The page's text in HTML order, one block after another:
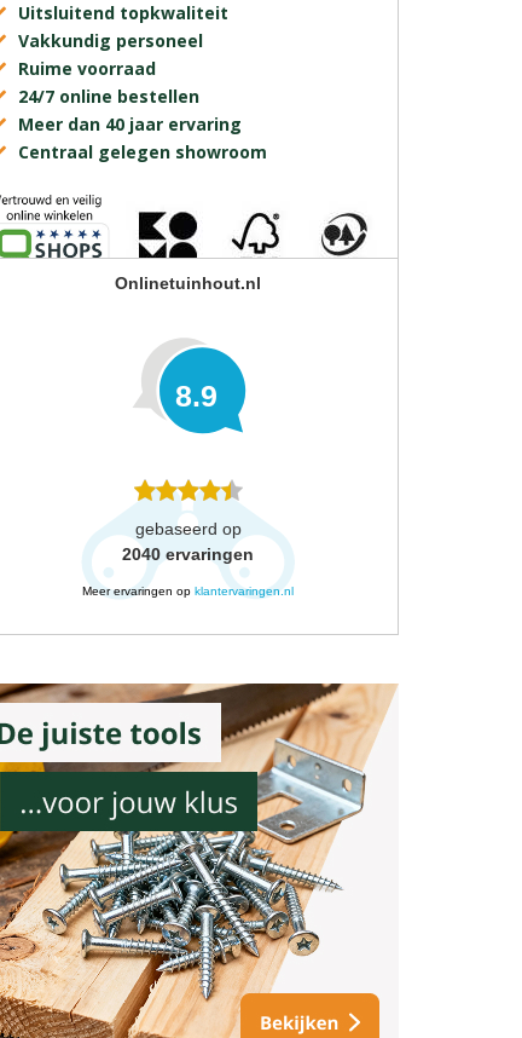
Uitsluitend topkwaliteit
Vakkundig personeel
Ruime voorraad
24/7 online bestellen
Meer dan 40 jaar ervaring
Centraal gelegen showroom
Onlinetuinhout.nl
8.9
gebaseerd op
2040 ervaringen
Meer ervaringen op klantervaringen.nl